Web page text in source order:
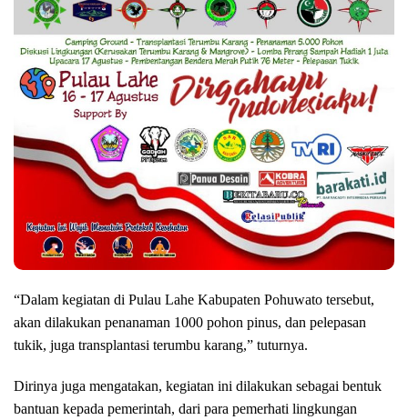
“Dalam kegiatan di Pulau Lahe Kabupaten Pohuwato tersebut,
akan dilakukan penanaman 1000 pohon pinus, dan pelepasan
tukik, juga transplantasi terumbu karang,” tuturnya.
Dirinya juga mengatakan, kegiatan ini dilakukan sebagai bentuk
bantuan kepada pemerintah, dari para pemerhati lingkungan